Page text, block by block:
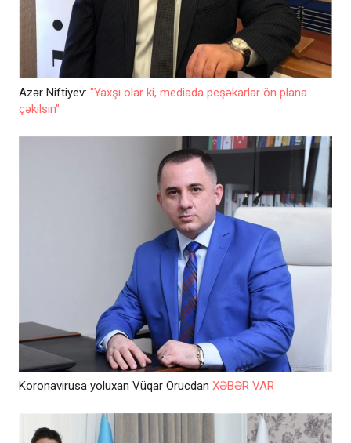
Azər Niftiyev: "Yaxşı olar ki, mediada peşəkarlar ön plana
çəkilsin"
Koronavirusa yoluxan Vüqar Orucdan XƏBƏR VAR